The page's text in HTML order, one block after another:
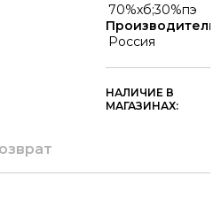
70%хб;30%пэ
Производитель:
Россия
НАЛИЧИЕ В
МАГАЗИНАХ: